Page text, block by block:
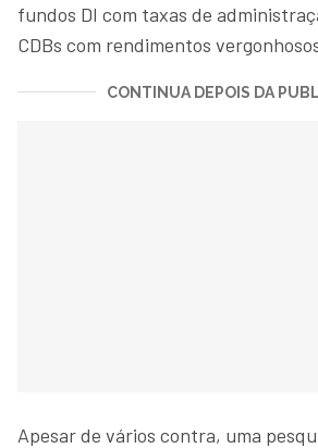
fundos DI com taxas de
CDBs com rendimentos
CONTINUA DEPOIS DA
Apesar de vários contra, uma